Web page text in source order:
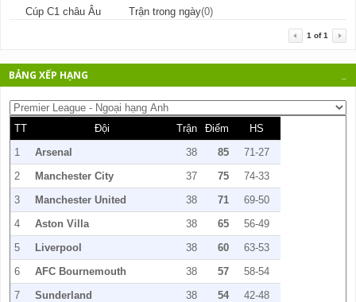
Cúp C1 châu Âu Trận trong ngày(0)
1 of1
BẢNG XẾP HẠNG
TT Đội Trận Điểm
HS
1
Arsenal 38 85
71-27
2
Manchester City 37 75
74-33
3
Manchester United 38 71
69-50
4
Aston Villa 38 65
56-49
5
Liverpool 38 60
63-53
6
AFC Bournemouth 38 57
58-54
7
Sunderland 38 54 42-48